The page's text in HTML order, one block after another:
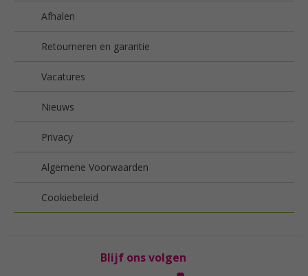
Afhalen
Retourneren en garantie
Vacatures
Nieuws
Privacy
Algemene Voorwaarden
Cookiebeleid
Blijf ons volgen